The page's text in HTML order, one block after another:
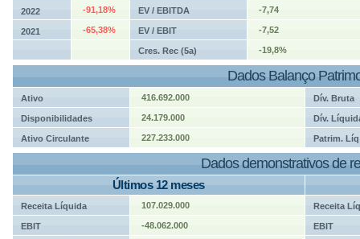
2022 -91,18% EV / EBITDA -7,74
2021 -65,38% EV / EBIT -7,52
Cres. Rec (5a) -19,8%
Dados Balanço
Ativo 416.692.000 Dív. Bruta
Disponibilidades 24.179.000 Dív.
Ativo Circulante 227.233.000 Patrim. Líq
Dados demonstrativos de
Últimos 12 meses
Receita Líquida 107.029.000 Receita
EBIT -48.062.000 EBIT